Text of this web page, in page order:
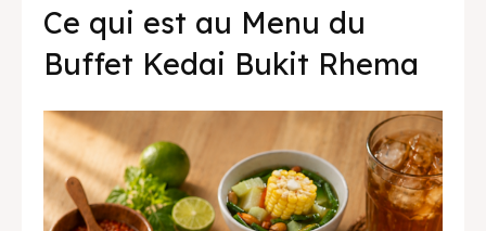
Ce qui est au Menu du
Buffet Kedai Bukit Rhema